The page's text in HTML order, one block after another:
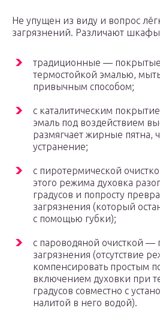
Не упущен из виду и вопрос
загрязнений. Различают
традиционные —
термостойкой эмалью,
привычным способом;
с каталитическим
эмаль под воздействием
размягчает жирные пятна,
устранение;
с пиротермической
этого режима духовка
градусов и попросту
загрязнения (который
с помощью губки);
с пароводяной очисткой —
загрязнения (отсутствие
компенсировать простым
включением духовки при
градусов совместно с
налитой в него водой).